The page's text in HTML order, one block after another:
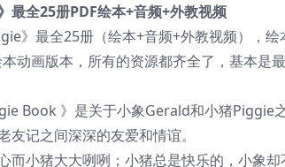
全25册PDF绘本+音频+外教视频
》最全25册（绘本+音频+外教视频），
动画版本，所有的资源都齐全了，基本是最
Book 》是关于小象Gerald和小猪Piggie
记之间深深的友爱和情谊。
而小猪大大咧咧；小猪总是快乐的，小象